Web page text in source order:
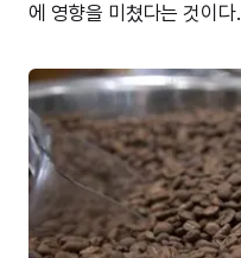
에 영향을 미쳤다는 것이다.